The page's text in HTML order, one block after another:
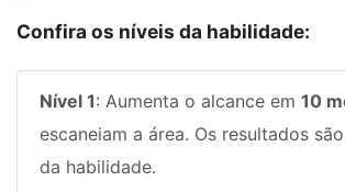
Confira os níveis da habilidade:
Nível 1: Aumenta o alcance em 10
escaneiam a área. Os resultados
da habilidade.